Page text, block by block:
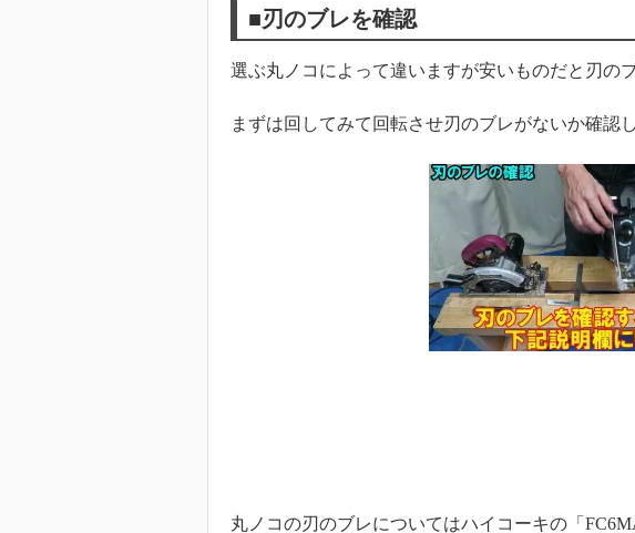
■刃のブレを確認
選ぶ丸ノコによって違いますが安いものだと刃の
まずは回してみて回転させ刃のブレがないか確認
丸ノコの刃のブレについてはハイコーキの「